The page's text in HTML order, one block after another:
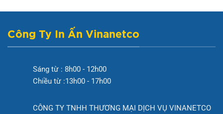
Công Ty In Ấn Vinanetco
Sáng từ : 8h00 - 12h00
Chiều từ :13h00 - 17h00
CÔNG TY TNHH THƯƠNG MẠI DỊCH VỤ VINANETCO